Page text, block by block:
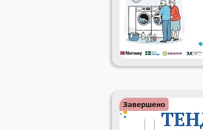
Завершено